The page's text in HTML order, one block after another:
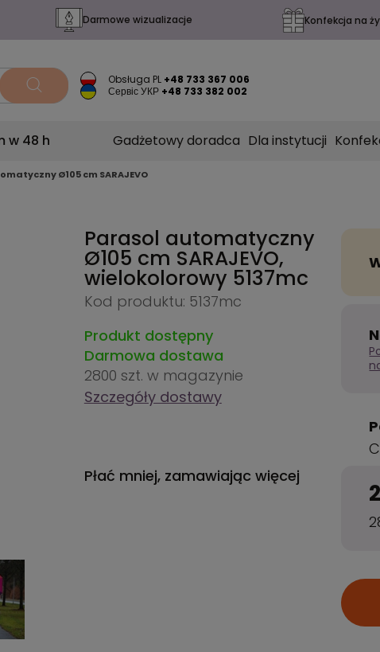
Darmowe wizualizacje Konfekcja na
Obsługa PL +48 733 367 006
Сервіс УКР +48 733 382 002
w 48 h Gadżetowy doradca Dla instytucji
Ø105 cm SARAJEVO
Parasol automatyczny
Ø105 cm SARAJEVO,
wielokolorowy 5137mc
Kod produktu: 5137mc
Produkt dostępny
Darmowa dostawa
2800 szt. w magazynie
Szczegóły dostawy
Płać mniej, zamawiając więcej